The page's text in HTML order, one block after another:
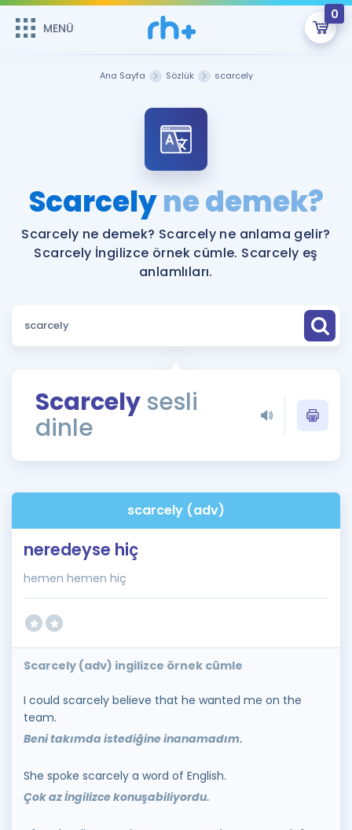
MENÜ
0
Şifremi Hatırlamıyorum
ÜYE DEĞİLİM
Sepetin Şu An Boş.
Remzi Hoca ile seni sınava hazırlayacak onlarca eğitim seni
bekliyor!
MENÜ
Katılımcı Görüşleri
Faydalı Araçlar
Sözlük
Rehberlik Aracı
ÖSYM Sınav Takvimi
İngilizce Gramer
Hakkımızda
Ana Sayfa Sözlük scarcely
Scarcelyne demek?
Scarcely ne demek? Scarcely ne anlama gelir?
Scarcely İngilizce örnek cümle. Scarcely eş
anlamlıları.
Scarcely sesli
dinle
scarcely (adv)
neredeyse hiç
hemen hemen hiç
Scarcely (adv) ingilizce örnek cümle
I could scarcely believe that he wanted me on the
team.
Beni takımda istediğine inanamadım.
She spoke scarcely a word of English.
Çok az İngilizce konuşabiliyordu.